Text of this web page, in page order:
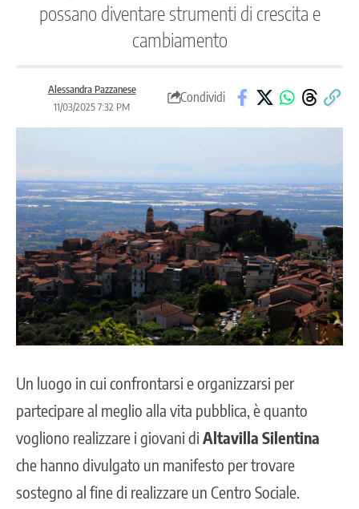
possano diventare strumenti di crescita e
cambiamento
Alessandra Pazzanese
11/03/2025 7:32 PM
Condividi
Un luogo in cui confrontarsi e organizzarsi per
partecipare al meglio alla vita pubblica, è quanto
vogliono realizzare i giovani di Altavilla Silentina
che hanno divulgato un manifesto per trovare
sostegno al fine di realizzare un Centro Sociale